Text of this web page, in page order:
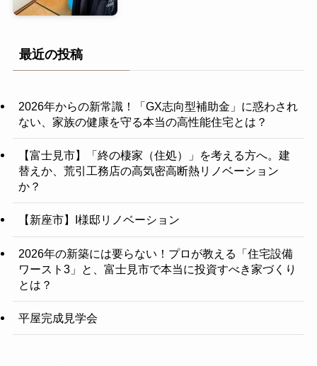
最近の投稿
2026年からの新常識！「GX志向型補助金」に惑わされ
ない、家族の健康を守る本当の高性能住宅とは？
【富士見市】「終の棲家（住処）」を考える方へ。建
替えか、荒引工務店の高気密高断熱リノベーション
か？
【新座市】I様邸リノベーション
2026年の新築には要らない！プロが教える「住宅設備
ワースト3」と、富士見市で本当に投資すべき家づくり
とは？
平屋完成見学会